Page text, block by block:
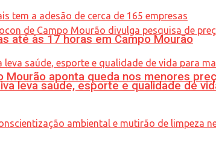
Mourão aponta queda nos menores
até às 17 horas em Campo Mourão
leva saúde, esporte e qualidade de